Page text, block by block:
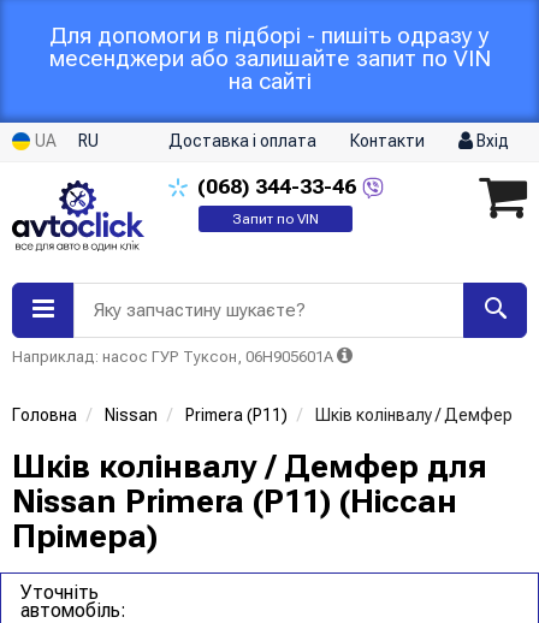
Для допомоги в підборі - пишіть одразу у
месенджери або залишайте запит по VIN
на сайті
UA RU Доставка і оплата Контакти Вхід
(068) 344-33-46
Запит по VIN
Яку запчастину шукаєте?
Наприклад: насос ГУР Туксон, 06H905601A
Головна Nissan Primera (P11) Шків колінвалу / Демфер
Шків колінвалу / Демфер для
Nissan Primera (P11) (Ніссан
Прімера)
Уточніть
автомобіль: